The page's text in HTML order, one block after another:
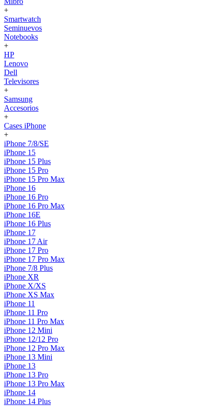
+
Smartwatch
Seminuevos
Notebooks
+
HP
Lenovo
Dell
Televisores
+
Samsung
Accesorios
+
Cases iPhone
+
iPhone 7/8/SE
iPhone 15
iPhone 15 Plus
iPhone 15 Pro
iPhone 15 Pro Max
iPhone 16
iPhone 16 Pro
iPhone 16 Pro Max
iPhone 16E
iPhone 16 Plus
iPhone 17
iPhone 17 Air
iPhone 17 Pro
iPhone 17 Pro Max
iPhone 7/8 Plus
iPhone XR
iPhone X/XS
iPhone XS Max
iPhone 11
iPhone 11 Pro
iPhone 11 Pro Max
iPhone 12 Mini
iPhone 12/12 Pro
iPhone 12 Pro Max
iPhone 13 Mini
iPhone 13
iPhone 13 Pro
iPhone 13 Pro Max
iPhone 14
iPhone 14 Plus